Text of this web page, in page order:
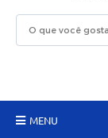
MENU